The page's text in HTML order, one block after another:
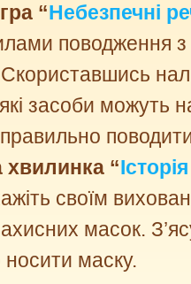
“Небезпечні
поводження
засоби можуть
хвилинка “
своїм
масок.
маску.